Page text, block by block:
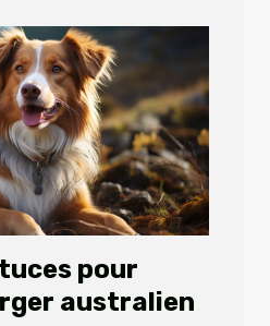
pour
australien